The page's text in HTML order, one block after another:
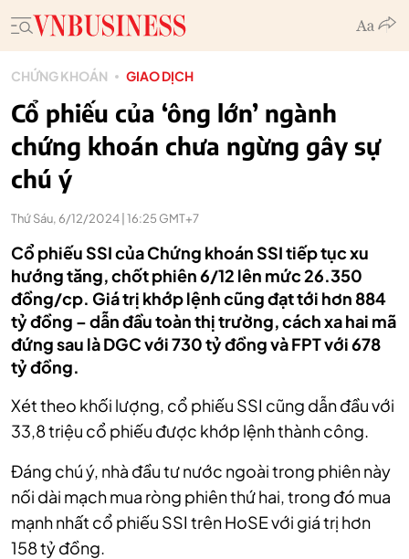
CHỨNG KHOÁN GIAO DỊCH
Cổ phiếu của ‘ông lớn’ ngành
chứng khoán chưa ngừng gây sự
chú ý
Thứ Sáu, 6/12/2024 | 16:25 GMT+7
Cổ phiếu SSI của Chứng khoán SSI tiếp tục xu
hướng tăng, chốt phiên 6/12 lên mức 26.350
đồng/cp. Giá trị khớp lệnh cũng đạt tới hơn 884
tỷ đồng – dẫn đầu toàn thị trường, cách xa hai mã
đứng sau là DGC với 730 tỷ đồng và FPT với 678
tỷ đồng.
Xét theo khối lượng, cổ phiếu SSI cũng dẫn đầu với
33,8 triệu cổ phiếu được khớp lệnh thành công.
Đáng chú ý, nhà đầu tư nước ngoài trong phiên này
nối dài mạch mua ròng phiên thứ hai, trong đó mua
mạnh nhất cổ phiếu SSI trên HoSE với giá trị hơn
158 tỷ đồng.